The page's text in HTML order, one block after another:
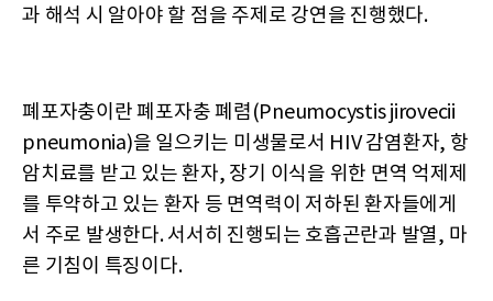
과 해석 시 알아야 할 점을 주제로 강연을 진행했다.
폐포자충이란 폐포자충 폐렴(Pneumocystis jirovecii
pneumonia)을 일으키는 미생물로서 HIV 감염환자, 항
암치료를 받고 있는 환자, 장기 이식을 위한 면역 억제제
를 투약하고 있는 환자 등 면역력이 저하된 환자들에게
서 주로 발생한다. 서서히 진행되는 호흡곤란과 발열, 마
른 기침이 특징이다.